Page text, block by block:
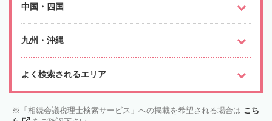
中国・四国
九州・沖縄
よく検索されるエリア
「相続会議税理士検索サービス」への掲載を希望される場合は こち